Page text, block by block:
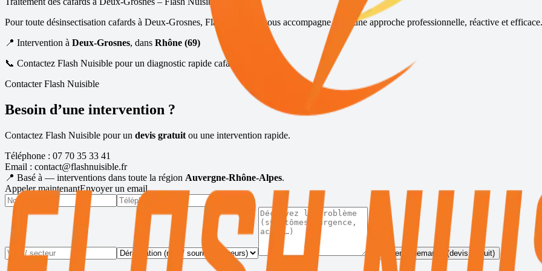
Pour toute désinsectisation cafards à Deux-Grosnes, Flash Nuisible vous accompagne avec une approche professionnelle, réactive et efficace.
📍 Intervention à Deux-Grosnes, dans Rhône (69)
📞 Contactez Flash Nuisible pour un diagnostic rapide cafards / blattes
Contacter Flash Nuisible
Besoin d’une intervention ?
Contactez Flash Nuisible pour un devis gratuit ou une intervention rapide.
Téléphone : 07 70 35 33 41
Email : contact@flashnuisible.fr
📍 Basé à — interventions dans toute la région Auvergne-Rhône-Alpes.
Appeler maintenantEnvoyer un email
Envoyer la demande (devis gratuit)